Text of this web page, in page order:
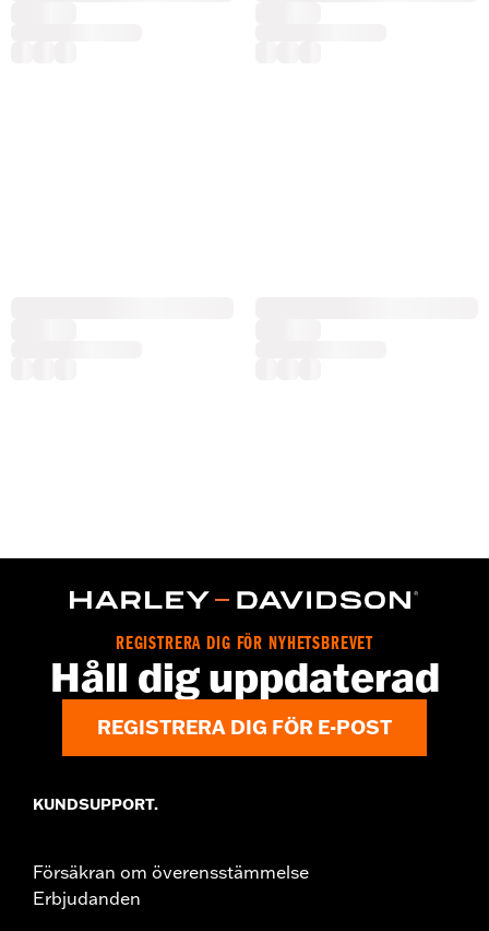
REGISTRERA DIG FÖR NYHETSBREVET
Håll dig uppdaterad
REGISTRERA DIG FÖR E-POST
KUNDSUPPORT.
Försäkran om överensstämmelse
Erbjudanden